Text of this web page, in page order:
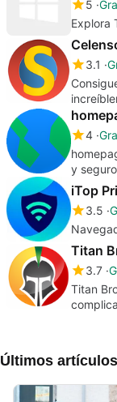
5
Explora
3.1
y
4
y
iTop
3.5
Titan
3.7
Titan
Últimos artículos